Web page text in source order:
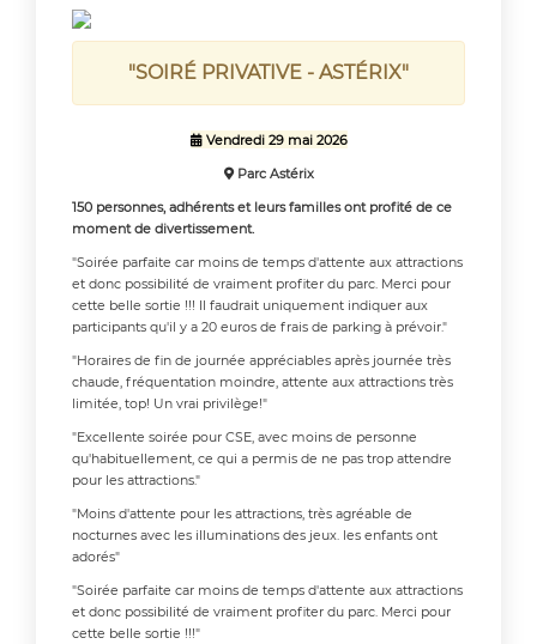
"SOIRÉ PRIVATIVE - ASTÉRIX"
 Vendredi 29 mai 2026
 Parc Astérix
150 personnes, adhérents et leurs familles ont profité de ce
moment de divertissement.
"Soirée parfaite car moins de temps d'attente aux attractions
et donc possibilité de vraiment profiter du parc. Merci pour
cette belle sortie !!! Il faudrait uniquement indiquer aux
participants qu'il y a 20 euros de frais de parking à prévoir."
"Horaires de fin de journée appréciables après journée très
chaude, fréquentation moindre, attente aux attractions très
limitée, top! Un vrai privilège!"
"Excellente soirée pour CSE, avec moins de personne
qu'habituellement, ce qui a permis de ne pas trop attendre
pour les attractions."
"Moins d'attente pour les attractions, très agréable de
nocturnes avec les illuminations des jeux. les enfants ont
adorés"
"Soirée parfaite car moins de temps d'attente aux attractions
et donc possibilité de vraiment profiter du parc. Merci pour
cette belle sortie !!!"